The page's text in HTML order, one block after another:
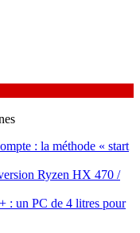
: la méthode « start
Ryzen HX 470 /
un PC de 4 litres pour